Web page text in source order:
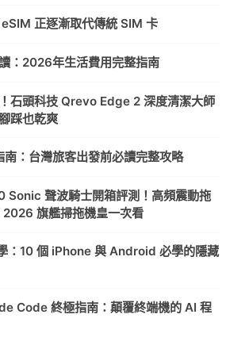
正逐漸取代傳統 SIM 卡
：2026年生活費用完整指南
石頭科技 Qrevo Edge 2 深度清潔大師
踩也乾爽
：台灣旅客出發前必讀完整攻略
Sonic 聲波騎士開箱評測！高頻震動拖
旗艦掃拖機皇一次看
：10 個 iPhone 與 Android 必學的隱藏
Code 終極指南：顛覆終端機的 AI 程